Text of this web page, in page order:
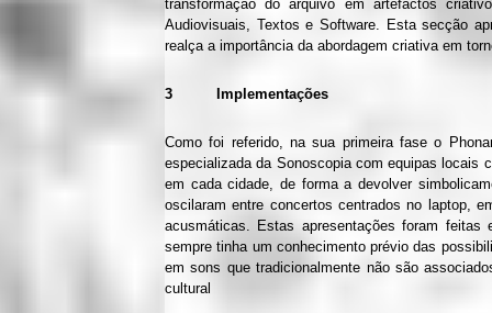
transformação do arquivo em artefactos
Audiovisuais, Textos e Software. Esta secção
realça a importância da abordagem criativa em
3 Implementações
Como foi referido, na sua primeira fase o
especializada da Sonoscopia com equipas locais
em cada cidade, de forma a devolver
oscilaram entre concertos centrados no laptop,
acusmáticas. Estas apresentações foram
sempre tinha um conhecimento prévio das
em sons que tradicionalmente não são
cultural